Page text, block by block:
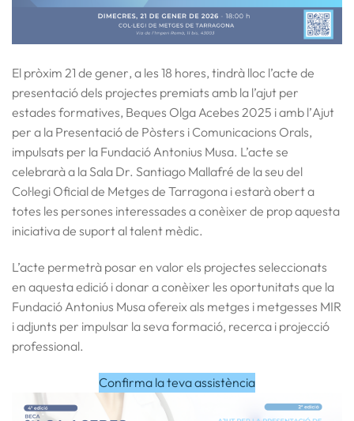
El pròxim 21 de gener, a les 18 hores, tindrà lloc l’acte de
presentació dels projectes premiats amb la l’ajut per
estades formatives, Beques Olga Acebes 2025 i amb l’Ajut
per a la Presentació de Pòsters i Comunicacions Orals,
impulsats per la Fundació Antonius Musa. L’acte se
celebrarà a la Sala Dr. Santiago Mallafré de la seu del
Col·legi Oficial de Metges de Tarragona i estarà obert a
totes les persones interessades a conèixer de prop aquesta
iniciativa de suport al talent mèdic.
L’acte permetrà posar en valor els projectes seleccionats
en aquesta edició i donar a conèixer les oportunitats que la
Fundació Antonius Musa ofereix als metges i metgesses MIR
i adjunts per impulsar la seva formació, recerca i projecció
professional.
Confirma la teva assistència